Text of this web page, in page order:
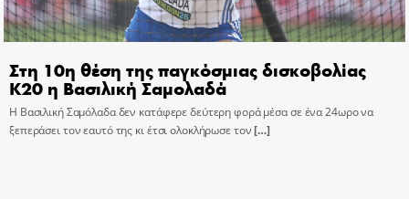
Στη 10η θέση της παγκόσμιας δισκοβολίας
Κ20 η Βασιλική Σαμολαδά
Η Βασιλική Σαμόλαδα δεν κατάφερε δεύτερη φορά μέσα σε ένα 24ωρο να
ξεπεράσει τον εαυτό της κι έτσι ολοκλήρωσε τον[…]